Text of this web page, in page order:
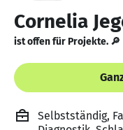
Cornelia
ist offen für Projekte. 🔎
Selbstständig,